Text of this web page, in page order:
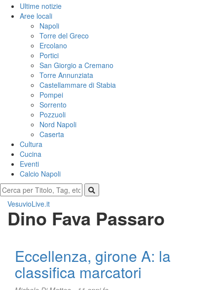
Ultime notizie
Aree locali
Napoli
Torre del Greco
Ercolano
Portici
San Giorgio a Cremano
Torre Annunziata
Castellammare di Stabia
Pompei
Sorrento
Pozzuoli
Nord Napoli
Caserta
Cultura
Cucina
Eventi
Calcio Napoli
VesuvioLive.it
Dino Fava Passaro
Eccellenza, girone A: la
classifica marcatori